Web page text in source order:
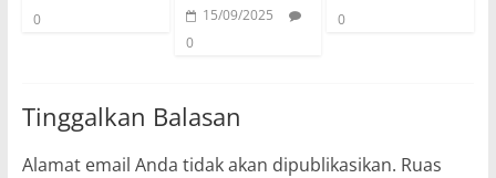
0
15/09/2025
0
0
Tinggalkan Balasan
Alamat email Anda tidak akan dipublikasikan. Ruas